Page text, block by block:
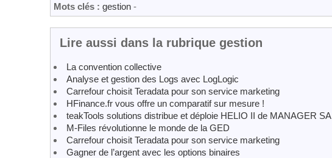
Mots clés : gestion -
Lire aussi dans la rubrique gestion
La convention collective
Analyse et gestion des Logs avec LogLogic
Carrefour choisit Teradata pour son service marketing
HFinance.fr vous offre un comparatif sur mesure !
teakTools solutions distribue et déploie HELIO II de MANAGER SA
M-Files révolutionne le monde de la GED
Carrefour choisit Teradata pour son service marketing
Gagner de l’argent avec les options binaires